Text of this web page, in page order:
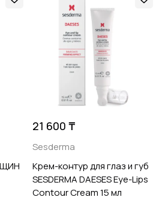
21 600 ₸
Sesderma
Крем-контур для глаз и губ
SESDERMA DAESES Eye-Lips
Contour Cream 15 мл